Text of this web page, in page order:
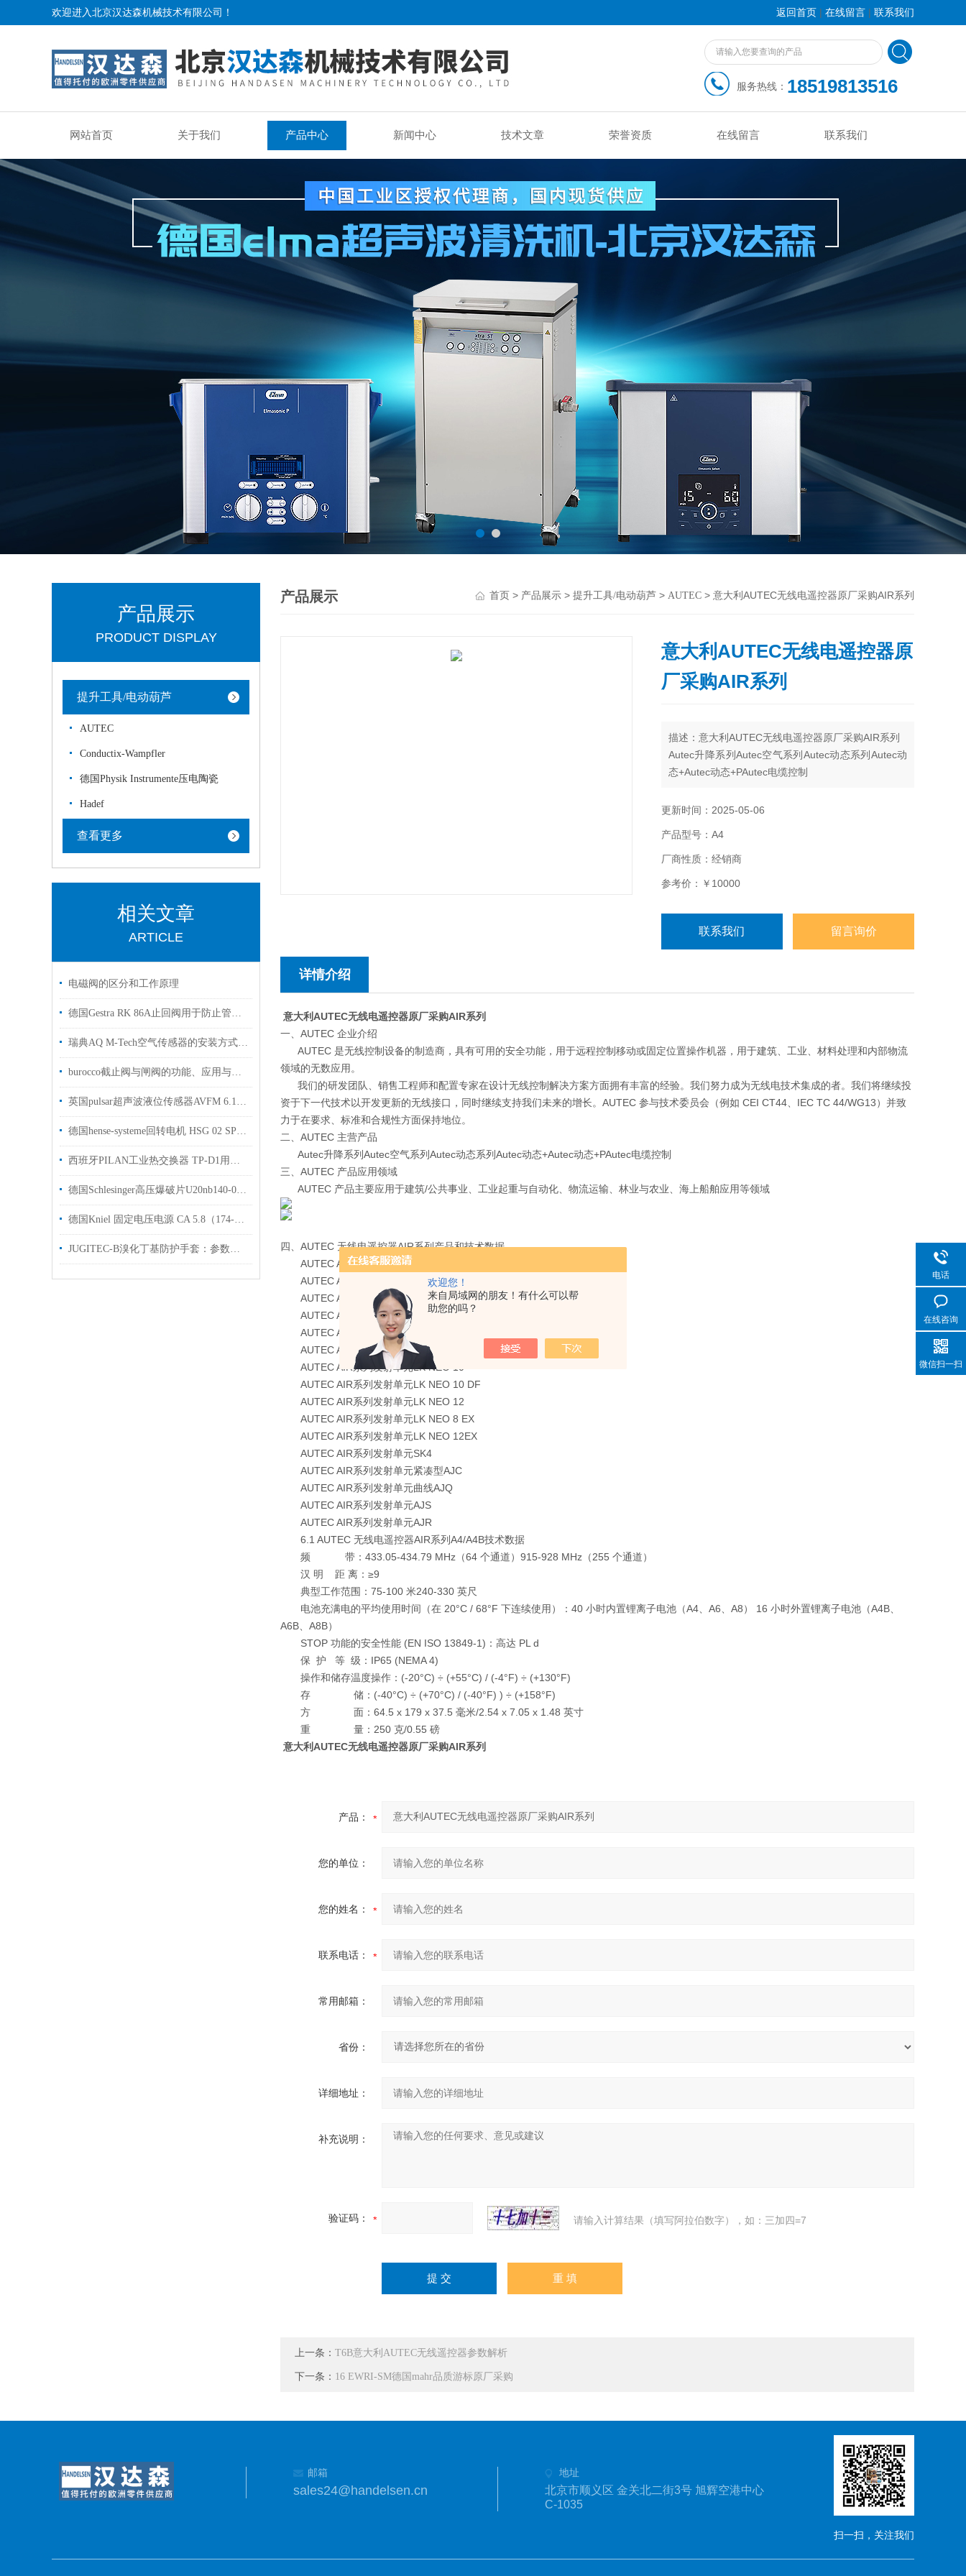
欢迎您！
来自局域网的朋友！有什么可以帮
助您的吗？
欢迎进入北京汉达森机械技术有限公司！ 返回首页 | 在线留言 | 联系我们
服务热线： 18519813516
网站首页 关于我们 产品中心 新闻中心 技术文章 荣誉资质 在线留言 联系我们
产品展示
PRODUCT DISPLAY
提升工具/电动葫芦
AUTEC
Conductix-Wampfler
德国Physik Instrumente压电陶瓷
Hadef
查看更多
相关文章
ARTICLE
电磁阀的区分和工作原理
德国Gestra RK 86A止回阀用于防止管道内流体逆流
瑞典AQ M-Tech空气传感器的安装方式推荐
burocco截止阀与闸阀的功能、应用与选择
英国pulsar超声波液位传感器AVFM 6.1用于检测水处理可以提供报关单
德国hense-systeme回转电机 HSG 02 SP用于轮胎制造行业
西班牙PILAN工业热交换器 TP-D1用于采矿和地下作业上使用
德国Schlesinger高压爆破片U20nb140-03L用制药行业管道上使用
德国Kniel 固定电压电源 CA 5.8（174-000-02）用于医疗以及实验至技术
JUGITEC‑B溴化丁基防护手套：参数特性与全场景工业应用解析
产品展示 首页 > 产品展示 > 提升工具/电动葫芦 > AUTEC > 意大利AUTEC无线电遥控器原厂采购AIR系列
意大利AUTEC无线电遥控器原
厂采购AIR系列
描述：意大利AUTEC无线电遥控器原厂采购AIR系列
Autec升降系列Autec空气系列Autec动态系列Autec动
态+Autec动态+PAutec电缆控制
更新时间：2025-05-06
产品型号：A4
厂商性质：经销商
参考价：￥10000
联系我们 留言询价
详情介绍
意大利AUTEC无线电遥控器原厂采购AIR系列
一、AUTEC 企业介绍
AUTEC 是无线控制设备的制造商，具有可用的安全功能，用于远程控制移动或固定位置操作机器，用于建筑、工业、材料处理和内部物流
领域的无数应用。
我们的研发团队、销售工程师和配置专家在设计无线控制解决方案方面拥有丰富的经验。我们努力成为无线电技术集成的者。我们将继续投
资于下一代技术以开发更新的无线接口，同时继续支持我们未来的增长。AUTEC 参与技术委员会（例如 CEI CT44、IEC TC 44/WG13）并致
力于在要求、标准和合规性方面保持地位。
二、AUTEC 主营产品
Autec升降系列Autec空气系列Autec动态系列Autec动态+Autec动态+PAutec电缆控制
三、AUTEC 产品应用领域
AUTEC 产品主要应用于建筑/公共事业、工业起重与自动化、物流运输、林业与农业、海上船舶应用等领域
四、AUTEC 无线电遥控器AIR系列产品和技术数据
AUTEC AIR系列发射单元A4/A4B
AUTEC AIR系列发射单元A6/A6B
AUTEC AIR系列发射单元A8/A8B
AUTEC AIR系列发射单元LK NEO 6
AUTEC AIR系列发射单元LK NEO 6 DF
AUTEC AIR系列发射单元LK NEO 8
AUTEC AIR系列发射单元LK NEO 10
AUTEC AIR系列发射单元LK NEO 10 DF
AUTEC AIR系列发射单元LK NEO 12
AUTEC AIR系列发射单元LK NEO 8 EX
AUTEC AIR系列发射单元LK NEO 12EX
AUTEC AIR系列发射单元SK4
AUTEC AIR系列发射单元紧凑型AJC
AUTEC AIR系列发射单元曲线AJQ
AUTEC AIR系列发射单元AJS
AUTEC AIR系列发射单元AJR
6.1 AUTEC 无线电遥控器AIR系列A4/A4B技术数据
频 带：433.05-434.79 MHz（64 个通道）915-928 MHz（255 个通道）
汉 明 距 离：≥9
典型工作范围：75-100 米240-330 英尺
电池充满电的平均使用时间（在 20°C / 68°F 下连续使用）：40 小时内置锂离子电池（A4、A6、A8） 16 小时外置锂离子电池（A4B、
A6B、A8B）
STOP 功能的安全性能 (EN ISO 13849-1)：高达 PL d
保 护 等 级：IP65 (NEMA 4)
操作和储存温度操作：(-20°C) ÷ (+55°C) / (-4°F) ÷ (+130°F)
存 储：(-40°C) ÷ (+70°C) / (-40°F) ) ÷ (+158°F)
方 面：64.5 x 179 x 37.5 毫米/2.54 x 7.05 x 1.48 英寸
重 量：250 克/0.55 磅
意大利AUTEC无线电遥控器原厂采购AIR系列
产品：
您的单位：
您的姓名：
联系电话：
常用邮箱：
省份：
详细地址：
补充说明：
验证码： 请输入计算结果（填写阿拉伯数字），如：三加四=7
上一条： T6B意大利AUTEC无线遥控器参数解析
下一条： 16 EWRI-SM德国mahr品质游标原厂采购
邮箱
sales24@handelsen.cn
地址
北京市顺义区 金关北二街3号 旭辉空港中心
C-1035
扫一扫，关注我们
电话
在线咨询
微信扫一扫